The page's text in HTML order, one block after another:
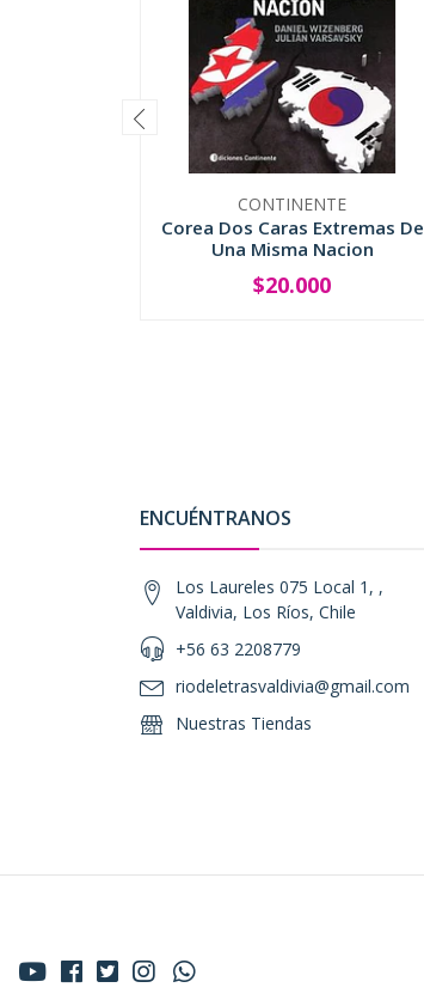
CONTINENTE
Corea Dos Caras Extremas De
Una Misma Nacion
+
$20.000
ENCUÉNTRANOS
Los Laureles 075 Local 1, ,
Valdivia, Los Ríos, Chile
+56 63 2208779
riodeletrasvaldivia@gmail.com
Nuestras Tiendas